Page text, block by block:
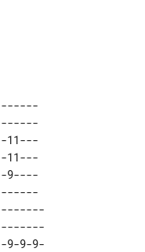
11---
11---
9----
9-9-9-